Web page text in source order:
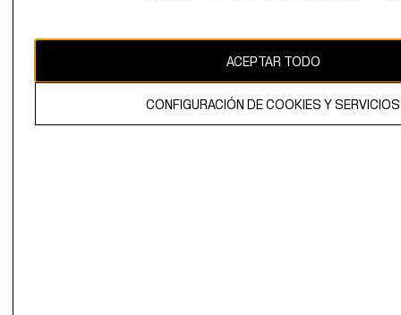
El contenido de esta página web está protegido por copyright y es
propiedad de H&M Hennes & Mauritz AB.ACEPTAR TODO
CONFIGURACIÓN DE COOKIES Y SERVICIOS